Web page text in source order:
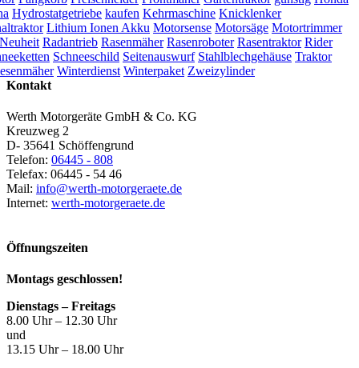
Hydrostatgetriebe kaufen Kehrmaschine Knicklenker
Lithium Ionen Akku Motorsense Motorsäge Motortrimmer
Neuheit Radantrieb Rasenmäher Rasenroboter Rasentraktor Rider
Schneeschild Seitenauswurf Stahlblechgehäuse Traktor
Winterdienst Winterpaket Zweizylinder
Kontakt
Werth Motorgeräte GmbH & Co. KG
Kreuzweg 2
D- 35641 Schöffengrund
Telefon: 06445 - 808
Telefax: 06445 - 54 46
Mail: info@werth-motorgeraete.de
Internet: werth-motorgeraete.de
Öffnungszeiten
Montags geschlossen!
Dienstags – Freitags
8.00 Uhr – 12.30 Uhr
und
13.15 Uhr – 18.00 Uhr